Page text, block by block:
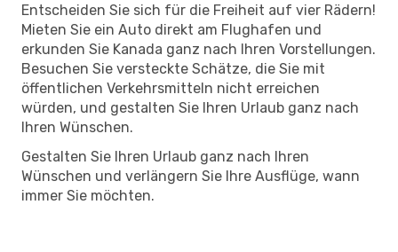
Entscheiden Sie sich für die Freiheit auf vier Rädern!
Mieten Sie ein Auto direkt am Flughafen und
erkunden Sie Kanada ganz nach Ihren Vorstellungen.
Besuchen Sie versteckte Schätze, die Sie mit
öffentlichen Verkehrsmitteln nicht erreichen
würden, und gestalten Sie Ihren Urlaub ganz nach
Ihren Wünschen.
Gestalten Sie Ihren Urlaub ganz nach Ihren
Wünschen und verlängern Sie Ihre Ausflüge, wann
immer Sie möchten.